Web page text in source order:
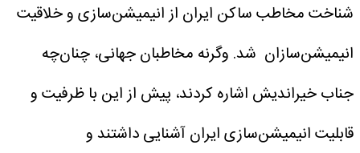
شناخت مخاطب ساکن ایران از انیمیشن‌سازی‌ و خلاقیت
انیمیشن‌سازان شد. وگرنه مخاطبان جهانی،‌ چنان‌چه
جناب خیراندیش اشاره کردند، پیش از این با ظرفیت و
قابلیت انیمیشن‌سازی ایران آشنایی داشتند و